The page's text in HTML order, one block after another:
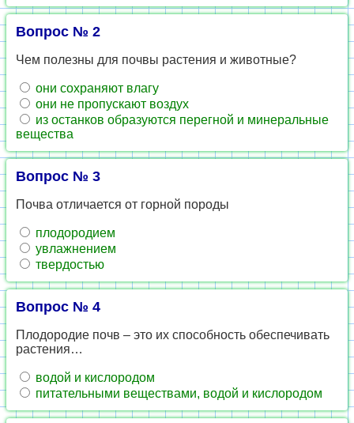
Вопрос № 2
Чем полезны для почвы растения и животные?
они сохраняют влагу
они не пропускают воздух
из останков образуются перегной и минеральные
вещества
Вопрос № 3
Почва отличается от горной породы
плодородием
увлажнением
твердостью
Вопрос № 4
Плодородие почв – это их способность обеспечивать
растения…
водой и кислородом
питательными веществами, водой и кислородом